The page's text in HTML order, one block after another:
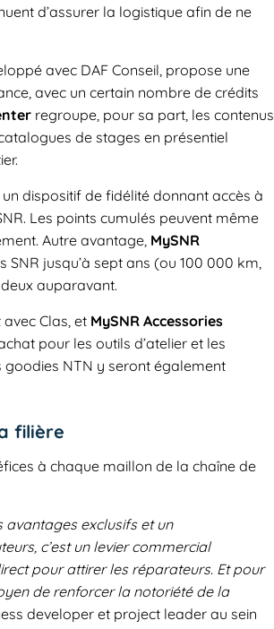
d’assurer la logistique afin de ne
avec DAF Conseil, propose une
avec un certain nombre de crédits
regroupe, pour sa part, les contenus
de stages en présentiel
un dispositif de fidélité donnant accès à
Les points cumulés peuvent même
Autre avantage, MySNR
jusqu’à sept ans (ou 100 000 km,
auparavant.
Clas, et MySNR Accessories
pour les outils d’atelier et les
goodies NTN y seront également
filière
à chaque maillon de la chaîne de
avantages exclusifs et un
c’est un levier commercial
pour attirer les réparateurs. Et pour
de renforcer la notoriété de la
developer et project leader au sein